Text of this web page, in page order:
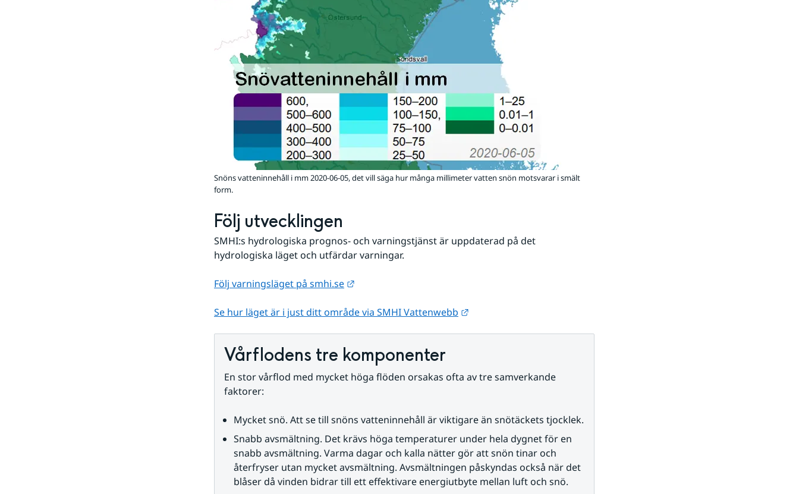
Snöns vatteninnehåll i mm 2020-06-05, det vill säga hur många millimeter vatten snön motsvarar i smält
form.
Följ utvecklingen
SMHI:s hydrologiska prognos- och varningstjänst är uppdaterad på det
hydrologiska läget och utfärdar varningar.
Följ varningsläget på smhi.se Länk till annan webbplats.
Se hur läget är i just ditt område via SMHI Vattenwebb Länk till annan webbplats.
Vårflodens tre komponenter
En stor vårflod med mycket höga flöden orsakas ofta av tre samverkande
faktorer:
Mycket snö. Att se till snöns vatteninnehåll är viktigare än snötäckets tjocklek.
Snabb avsmältning. Det krävs höga temperaturer under hela dygnet för en
snabb avsmältning. Varma dagar och kalla nätter gör att snön tinar och
återfryser utan mycket avsmältning. Avsmältningen påskyndas också när det
blåser då vinden bidrar till ett effektivare energiutbyte mellan luft och snö.